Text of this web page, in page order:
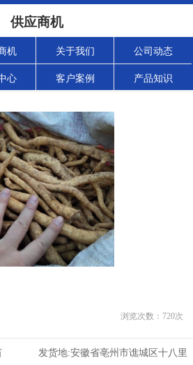
供应商机
机 关于我们 公司动态
心 客户案例 产品知识
浏览次数： 720次
发货地:安徽省亳州市谯城区十八里